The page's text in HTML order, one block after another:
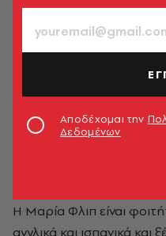
Η Μαρία Φλιπ είναι
αγγλικά και ισπανικά και
Αποδέχομαι την
Δεδομένων